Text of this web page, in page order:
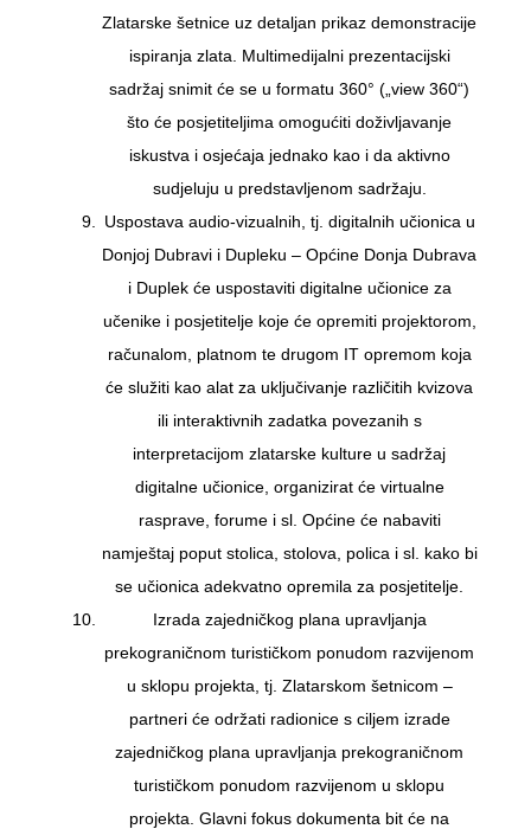
Zlatarske šetnice uz detaljan prikaz demonstracije
ispiranja zlata. Multimedijalni prezentacijski
sadržaj snimit će se u formatu 360° („view 360“)
što će posjetiteljima omogućiti doživljavanje
iskustva i osjećaja jednako kao i da aktivno
sudjeluju u predstavljenom sadržaju.
Uspostava audio-vizualnih, tj. digitalnih učionica u
Donjoj Dubravi i Dupleku – Općine Donja Dubrava
i Duplek će uspostaviti digitalne učionice za
učenike i posjetitelje koje će opremiti projektorom,
računalom, platnom te drugom IT opremom koja
će služiti kao alat za uključivanje različitih kvizova
ili interaktivnih zadatka povezanih s
interpretacijom zlatarske kulture u sadržaj
digitalne učionice, organizirat će virtualne
rasprave, forume i sl. Općine će nabaviti
namještaj poput stolica, stolova, polica i sl. kako bi
se učionica adekvatno opremila za posjetitelje.
Izrada zajedničkog plana upravljanja
prekograničnom turističkom ponudom razvijenom
u sklopu projekta, tj. Zlatarskom šetnicom –
partneri će održati radionice s ciljem izrade
zajedničkog plana upravljanja prekograničnom
turističkom ponudom razvijenom u sklopu
projekta. Glavni fokus dokumenta bit će na